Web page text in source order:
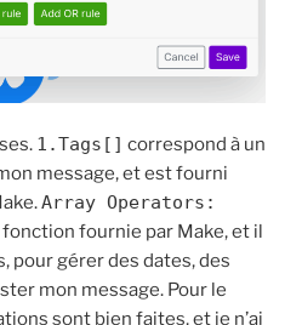
1.Tags[] correspond à un
message, et est fourni
Array Operators:
fournie par Make, et il
pour gérer des dates, des
mon message. Pour le
sont bien faites, et je n’ai